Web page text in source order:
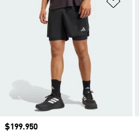
Precio
$199.950